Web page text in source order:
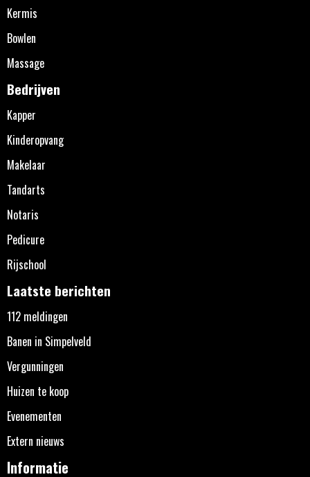
Kermis
Bowlen
Massage
Bedrijven
Kapper
Kinderopvang
Makelaar
Tandarts
Notaris
Pedicure
Rijschool
Laatste berichten
112 meldingen
Banen in Simpelveld
Vergunningen
Huizen te koop
Evenementen
Extern nieuws
Informatie